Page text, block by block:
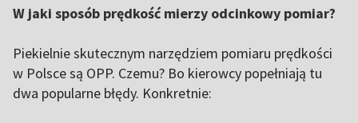
W jaki sposób prędkość mierzy odcinkowy pomiar?
Piekielnie skutecznym narzędziem pomiaru prędkości
w Polsce są OPP. Czemu? Bo kierowcy popełniają tu
dwa popularne błędy. Konkretnie: